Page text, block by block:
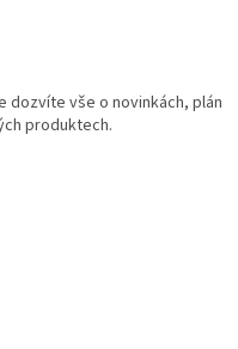
dozvíte vše o novinkách, plán
produktech.